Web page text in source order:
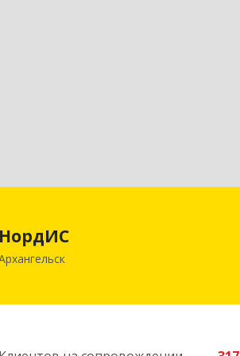
НордИС
Архангельск г, Гайдара ул, дом № 55,